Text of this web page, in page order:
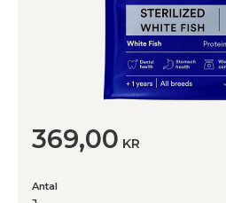
369,00 KR
Antal